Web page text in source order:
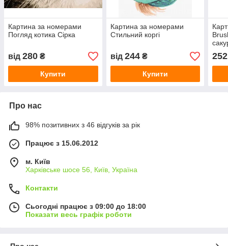
Картина за номерами
Погляд котика Сірка
від 280 ₴
Купити
Картина за номерами
Стильний коргі
від 244₴
Купити
252
Про нас
98% позитивних з 46 відгуків за рік
Працює з 15.06.2012
м. Київ
Харківське шосе 56, Київ, Україна
Контакти
Сьогодні працює з 09:00 до 18:00
Показати весь графік роботи